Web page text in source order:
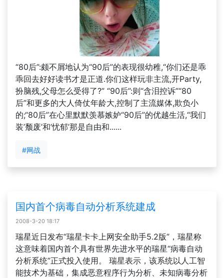
“80后”:颇不屑地认为“90后”的表现很幼稚,“你们还是乖
乖回去好好读书才是正道.你们这样玩非主流,开Party,
扮脑残,父母怎么受得了?” “90后”:则“含泪控诉”“80
后”和更多的大人倚仗年龄大,控制了主流媒体,欺负小
的;“80后”在心里默默羡慕嫉妒“90后”的优越生活,“我们
装’颓废’和’忧郁’那是自由和......
#网战
国内首个病毒自动分析系统建成
2008-3-20 18:17
瑞星近日发布“瑞星卡卡上网安全助手5.2版”，瑞星称
这意味着国内首个具有世界先进水平的瑞星“病毒自动
分析系统”正式投入使用。 瑞星表示，该系统以人工智
能技术为基础，集成恶意程序行为分析、未知病毒分析